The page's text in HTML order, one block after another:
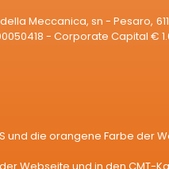
Meccanica, sn - Pesaro,
- Corporate Capital €
und die orangene Farbe